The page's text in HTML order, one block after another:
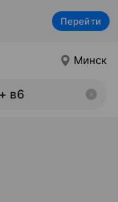
Перейти
Минск